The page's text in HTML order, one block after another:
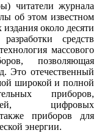
читатели журнала
об этом известном
около десяти
средств
массового
позволяющая
Это отечественный
широкой и полной
приборов,
цифровых
приборов для
энергии.